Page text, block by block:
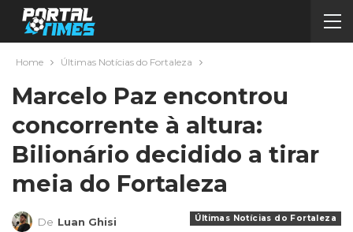
Home Últimas Notícias do Fortaleza
Marcelo Paz encontrou
concorrente à altura:
Bilionário decidido a tirar
meia do Fortaleza
Últimas Notícias do Fortaleza
De Luan Ghisi